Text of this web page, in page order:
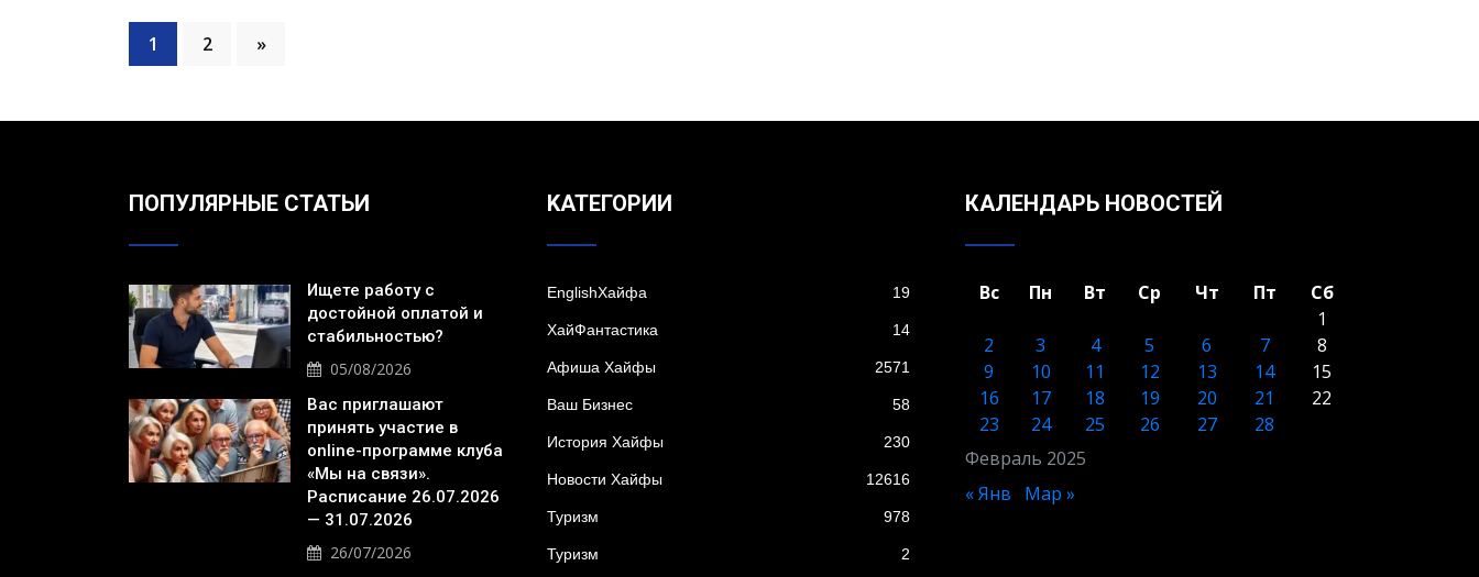
1 2 »
ПОПУЛЯРНЫЕ СТАТЬИ
Ищете работу с
достойной оплатой и
стабильностью?
05/08/2026
Вас приглашают
принять участие в
online-программе клуба
«Мы на связи».
Расписание 26.07.2026
— 31.07.2026
26/07/2026
KАТЕГОРИИ
EnglishХайфа 19
XайФантастика 14
Афиша Хайфы 2571
Ваш Бизнес 58
История Хайфы 230
Новости Хайфы 12616
Туризм 978
Туризм 2
КАЛЕНДАРЬ НОВОСТЕЙ
Февраль 2025
Вс Пн Вт Ср Чт Пт
Сб
1
2
3 4 5 6 7
8
9
10 11 12 13 14
15
16
17 18 19 20 21
22
23
24 25 26 27 28
« Янв Мар »